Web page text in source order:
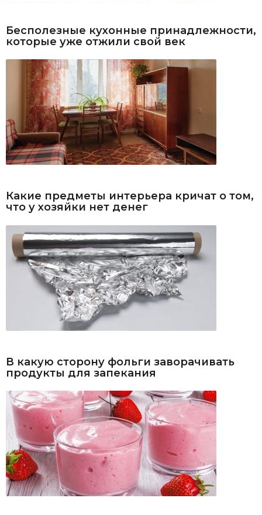
Бесполезные кухонные принадлежности,
которые уже отжили свой век
Какие предметы интерьера кричат о том,
что у хозяйки нет денег
В какую сторону фольги заворачивать
продукты для запекания